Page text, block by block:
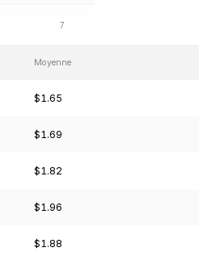
Moyenne
$1.65
$1.69
$1.82
$1.96
$1.88